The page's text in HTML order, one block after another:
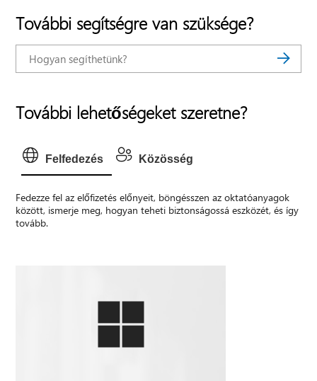
További segítségre van szüksége?
További lehetőségeket szeretne?
Felfedezés Közösség
Fedezze fel az előfizetés előnyeit, böngésszen az oktatóanyagok
között, ismerje meg, hogyan teheti biztonságossá eszközét, és így
tovább.